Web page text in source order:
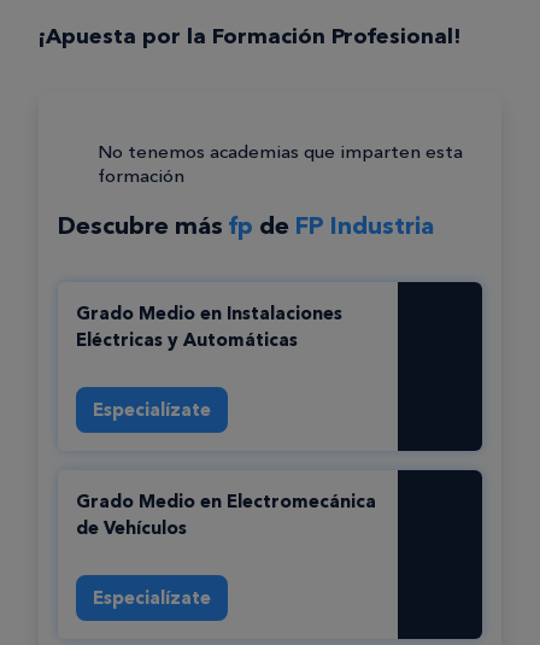
¡Apuesta por la Formación Profesional!
No tenemos academias que imparten esta
formación
Descubre más fp de FP Industria
Grado Medio en Instalaciones
Eléctricas y Automáticas
Especialízate
Grado Medio en Electromecánica
de Vehí­culos
Especialízate